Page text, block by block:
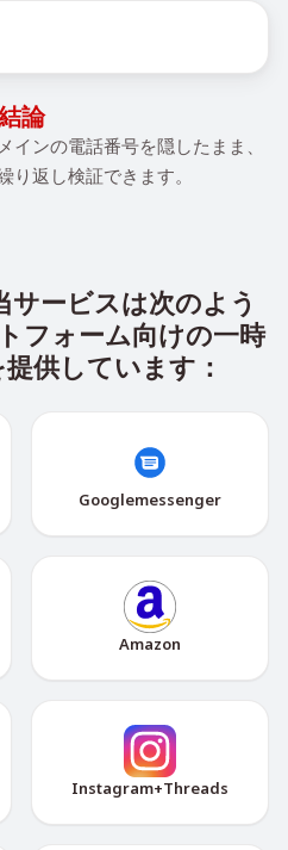
論
インの電話番号を隠したまま、
り返し検証できます。
ービスは次のよう
フォーム向けの一時
供しています：
Googlemessenger
Amazon
Instagram+Threads